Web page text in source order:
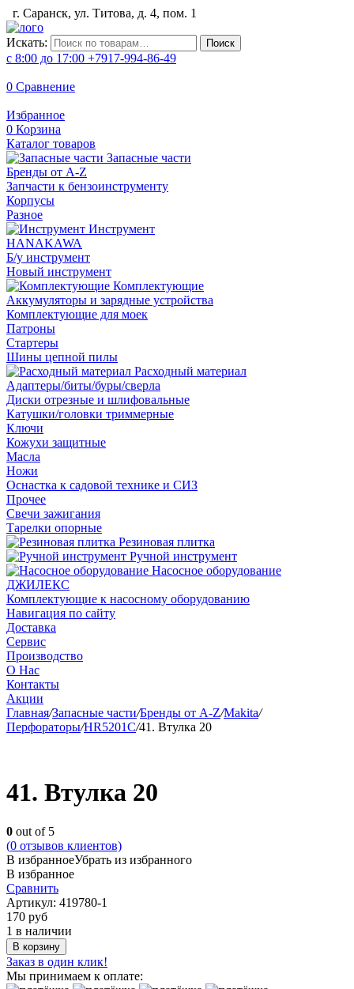
г. Саранск, ул. Титова, д. 4, пом. 1
Искать: Поиск
с 8:00 до 17:00 +7917-994-86-49
0 Сравнение
Избранное
0 Корзина
Каталог товаров
Запасные части
Бренды от A-Z
Запчасти к бензоинструменту
Корпусы
Разное
Инструмент
HANAKAWA
Б/у инструмент
Новый инструмент
Комплектующие
Аккумуляторы и зарядные устройства
Комплектующие для моек
Патроны
Стартеры
Шины цепной пилы
Расходный материал
Адаптеры/биты/буры/сверла
Диски отрезные и шлифовальные
Катушки/головки триммерные
Ключи
Кожухи защитные
Масла
Ножи
Оснастка к садовой технике и СИЗ
Прочее
Свечи зажигания
Тарелки опорные
Резиновая плитка
Ручной инструмент
Насосное оборудование
ДЖИЛЕКС
Комплектующие к насосному оборудованию
Навигация по сайту
Доставка
Сервис
Производство
О Нас
Контакты
Акции
Главная/Запасные части/Бренды от A-Z/Makita/
Перфораторы/HR5201C/41. Втулка 20
41. Втулка 20
0 out of 5
(0 отзывов клиентов)
В избранноеУбрать из избранного
В избранное
Сравнить
Артикул: 419780-1
170 руб
1 в наличии
В корзину
Заказ в один клик!
Мы принимаем к оплате: